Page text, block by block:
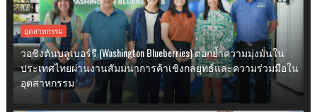
อุตสาหกรรม
วอชิงตันบลูเบอร์รี (Washington Blueberries) ตอกย้ำความมุ่งมั่นใน
ประเทศไทยผ่านงานสัมมนาการค้าเชิงกลยุทธ์และความร่วมมือใน
อุตสาหกรรม